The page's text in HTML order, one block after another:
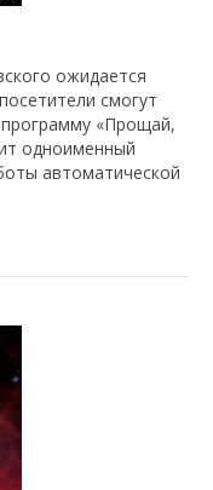
ожидается
смогут
«Прощай,
одноименный
автоматической